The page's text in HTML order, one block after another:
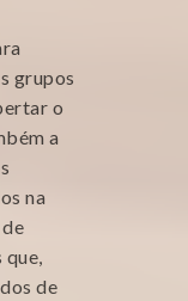
grupos
o
a
na
de